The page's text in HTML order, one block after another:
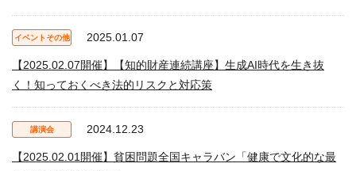
イベントその他 2025.01.07
【2025.02.07開催】【知的財産連続講座】生成AI時代を生き抜
く！知っておくべき法的リスクと対応策
講演会 2024.12.23
【2025.02.01開催】貧困問題全国キャラバン「健康で文化的な最